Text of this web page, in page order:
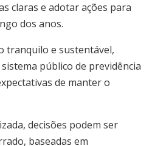
claras e adotar ações para
dos anos.
tranquilo e sustentável,
público de previdência
de manter o
decisões podem ser
baseadas em